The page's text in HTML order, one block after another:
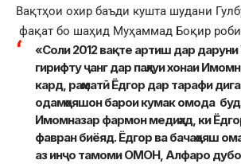
Вақтҳои охир баъди кушта шудани
фақат бо шаҳид Муҳаммад Боқир
«Соли 2012 вақте артиш дар
гирифту ҷанг дар паҳлуи хонаи
кард, раҳматӣ Ёдгор дар тарафи
одамҳояшон барои кумак омода буд.
Имомназар фармон медиҳад, ки
фавран биёяд. Ёдгор ва бачаҳояш
аз инҷо тамоми ОМОН, Алфаро